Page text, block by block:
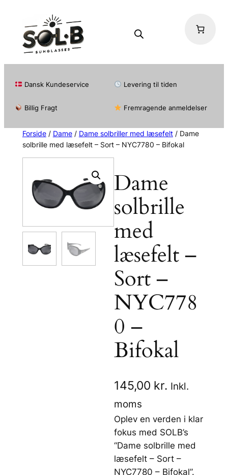
Dansk Kundeservice Levering til tiden
Billig Fragt Fremragende anmeldelser
Forside/ Dame/ Dame solbriller med læsefelt/ Dame
solbrille med læsefelt – Sort – NYC7780 – Bifokal
Dame
solbrille
med
læsefelt –
Sort –
NYC778
0 –
Bifokal
145,00 kr. Inkl.
moms
Oplev en verden i klar
fokus med SOLB’s
“Dame solbrille med
læsefelt – Sort –
NYC7780 – Bifokal”.